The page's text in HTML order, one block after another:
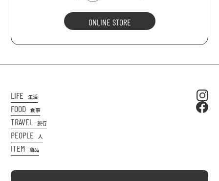
ONLINE STORE
LIFE 生活
FOOD 食事
TRAVEL 旅行
PEOPLE 人
ITEM 商品